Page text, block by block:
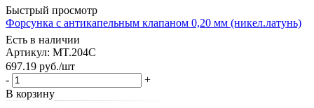
Быстрый просмотр
Форсунка с антикапельным клапаном 0,20 мм (никел.латунь)
Есть в наличии
Артикул: MT.204C
697.19 руб./шт
-
+
В корзину